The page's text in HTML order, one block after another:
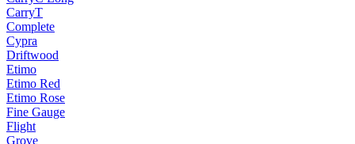
CarryT
Complete
Cypra
Driftwood
Etimo
Etimo Red
Etimo Rose
Fine Gauge
Flight
Grove